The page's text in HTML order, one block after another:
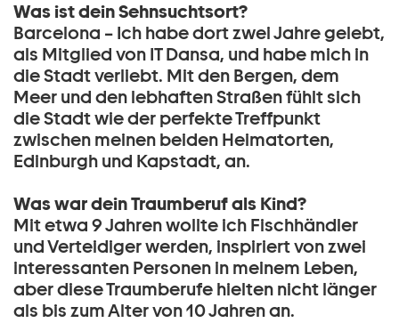
Was ist dein Sehnsuchtsort?
Barcelona – Ich habe dort zwei Jahre gelebt,
als Mitglied von IT Dansa, und habe mich in
die Stadt verliebt. Mit den Bergen, dem
Meer und den lebhaften Straßen fühlt sich
die Stadt wie der perfekte Treffpunkt
zwischen meinen beiden Heimatorten,
Edinburgh und Kapstadt, an.
Was war dein Traumberuf als Kind?
Mit etwa 9 Jahren wollte ich Fischhändler
und Verteidiger werden, inspiriert von zwei
interessanten Personen in meinem Leben,
aber diese Traumberufe hielten nicht länger
als bis zum Alter von 10 Jahren an.